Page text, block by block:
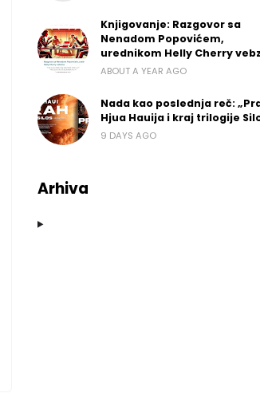
Knjigovanje: Razgovor sa
Nenadom Popovićem,
urednikom Helly Cherry
ABOUT A YEAR AGO
Nada kao poslednja reč:
Hjua Hauija i kraj trilogije
9 DAYS AGO
Arhiva